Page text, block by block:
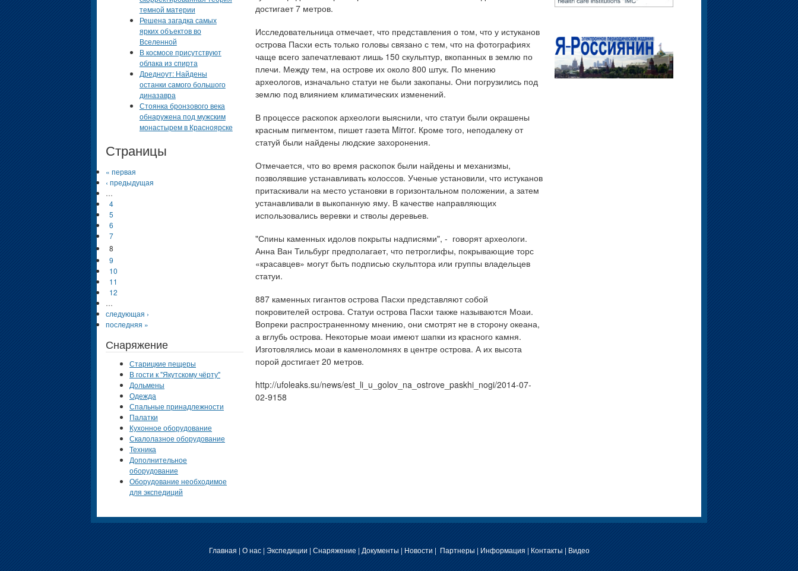
достигает 7 метров.
Исследовательница отмечает, что представления о том, что у истуканов
острова Пасхи есть только головы связано с тем, что на фотографиях
чаще всего запечатлевают лишь 150 скульптур, вкопанных в землю по
плечи. Между тем, на острове их около 800 штук. По мнению
археологов, изначально статуи не были закопаны. Они погрузились под
землю под влиянием климатических изменений.
В процессе раскопок археологи выяснили, что статуи были окрашены
красным пигментом, пишет газета Mirror. Кроме того, неподалеку от
статуй были найдены людские захоронения.
Отмечается, что во время раскопок были найдены и механизмы,
позволявшие устанавливать колоссов. Ученые установили, что истуканов
притаскивали на место установки в горизонтальном положении, а затем
устанавливали в выкопанную яму. В качестве направляющих
использовались веревки и стволы деревьев.
"Спины каменных идолов покрыты надписями", - говорят археологи.
Анна Ван Тильбург предполагает, что петроглифы, покрывающие торс
«красавцев» могут быть подписью скульптора или группы владельцев
статуи.
887 каменных гигантов острова Пасхи представляют собой
покровителей острова. Статуи острова Пасхи также называются Моаи.
Вопреки распространенному мнению, они смотрят не в сторону океана,
а вглубь острова. Некоторые моаи имеют шапки из красного камня.
Изготовлялись моаи в каменоломнях в центре острова. А их высота
порой достигает 20 метров.
http://ufoleaks.su/news/est_li_u_golov_na_ostrove_paskhi_nogi/2014-07-
02-9158
темной материи
Решена загадка самых
ярких объектов во
Вселенной
В космосе присутствуют
облака из спирта
Дредноут: Найдены
останки самого большого
диназавра
Стоянка бронзового века
обнаружена под мужским
монастырем в Красноярске
Страницы
« первая
‹ предыдущая
…
4
5
6
7
8
9
10
11
12
…
следующая ›
последняя »
Снаряжение
Старицкие пещеры
В гости к "Якутскому чёрту"
Дольмены
Одежда
Спальные принадлежности
Палатки
Кухонное оборудование
Скалолазное оборудование
Техника
Дополнительное
оборудование
Оборудование необходимое
для экспедиций
Главная | О нас| Экспедиции | Снаряжение| Документы | Новости | Партнеры | Информация | Контакты | Видео